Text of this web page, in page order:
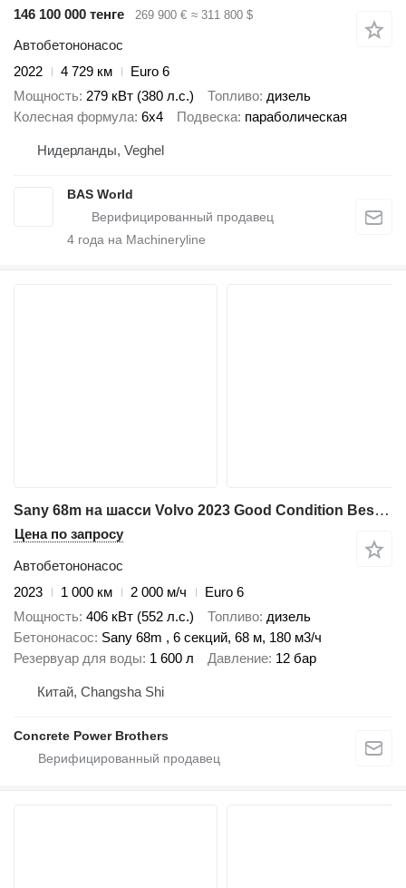
146 100 000 тенге 269 900 € ≈ 311 800 $
Автобетононасос
2022
4 729 км
Euro 6
Мощность 279 кВт (380 л.с.) Топливо дизель
Колесная формула 6x4 Подвеска параболическая
Нидерланды, Veghel
BAS World
4 года на Machineryline
Sany 68m на шасси Volvo 2023 Good Condition Best Price
Цена по запросу
Автобетононасос
2023
1 000 км 2 000 м/ч
Euro 6
Мощность 406 кВт (552 л.с.) Топливо дизель
Бетононасос Sany 68m , 6 секций, 68 м, 180 м3/ч
Резервуар для воды 1 600 л Давление 12 бар
Китай, Changsha Shi
Concrete Power Brothers